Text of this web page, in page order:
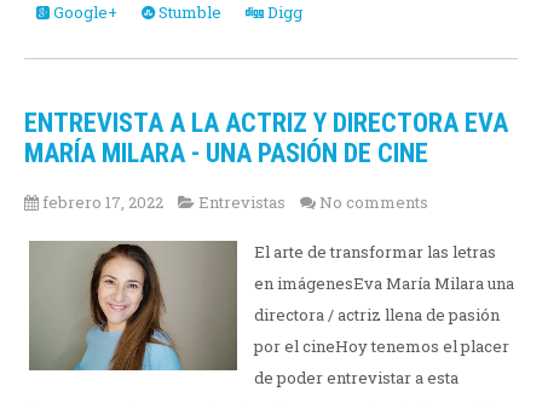
Google+
Stumble Digg
ENTREVISTA A LA ACTRIZ Y DIRECTORA EVA
MARÍA MILARA - UNA PASIÓN DE CINE
febrero 17, 2022 Entrevistas No comments
El arte de transformar las letras
en imágenesEva María Milara una
directora / actriz llena de pasión
por el cineHoy tenemos el placer
de poder entrevistar a esta